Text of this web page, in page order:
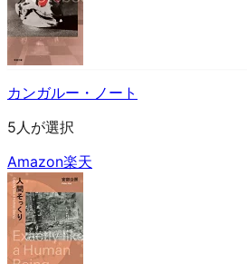
カンガルー・ノート
5人が選択
Amazon楽天